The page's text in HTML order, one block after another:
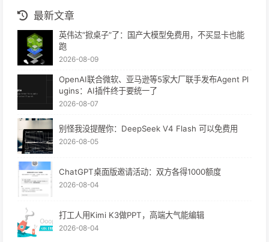
最新文章
英伟达“掀桌子”了：国产大模型免费用，不买显卡也能
跑
2026-08-09
OpenAI联合微软、亚马逊等5家大厂联手发布Agent Pl
ugins：AI插件终于要统一了
2026-08-07
别怪我没提醒你：DeepSeek V4 Flash 可以免费用
2026-08-05
ChatGPT桌面版邀请活动：双方各得1000额度
2026-08-04
打工人用Kimi K3做PPT，高端大气能编辑
2026-08-04